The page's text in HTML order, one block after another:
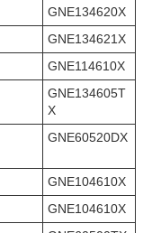
GNE134620X
GNE134621X
GNE114610X
GNE134605T
X
GNE60520DX
GNE104610X
GNE104610X